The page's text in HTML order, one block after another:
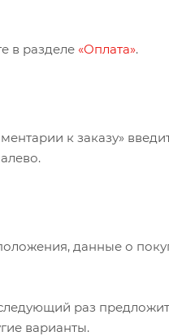
в разделе «Оплата».
к заказу»
данные о
раз
варианты.